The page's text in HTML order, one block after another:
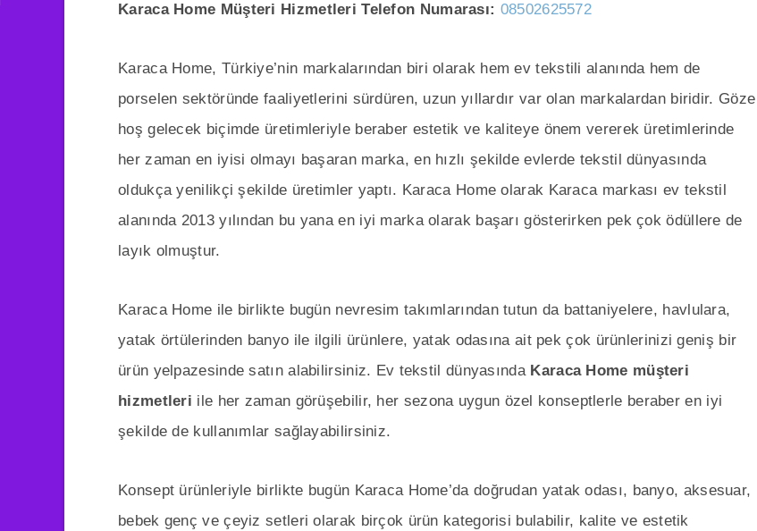
Karaca Home Müşteri Hizmetleri Telefon Numarası: 08502625572
Karaca Home, Türkiye’nin markalarından biri olarak hem ev tekstili alanında hem de
porselen sektöründe faaliyetlerini sürdüren, uzun yıllardır var olan markalardan biridir. Göze
hoş gelecek biçimde üretimleriyle beraber estetik ve kaliteye önem vererek üretimlerinde
her zaman en iyisi olmayı başaran marka, en hızlı şekilde evlerde tekstil dünyasında
oldukça yenilikçi şekilde üretimler yaptı. Karaca Home olarak Karaca markası ev tekstil
alanında 2013 yılından bu yana en iyi marka olarak başarı gösterirken pek çok ödüllere de
layık olmuştur.
Karaca Home ile birlikte bugün nevresim takımlarından tutun da battaniyelere, havlulara,
yatak örtülerinden banyo ile ilgili ürünlere, yatak odasına ait pek çok ürünlerinizi geniş bir
ürün yelpazesinde satın alabilirsiniz. Ev tekstil dünyasında Karaca Home müşteri
hizmetleri ile her zaman görüşebilir, her sezona uygun özel konseptlerle beraber en iyi
şekilde de kullanımlar sağlayabilirsiniz.
Konsept ürünleriyle birlikte bugün Karaca Home’da doğrudan yatak odası, banyo, aksesuar,
bebek genç ve çeyiz setleri olarak birçok ürün kategorisi bulabilir, kalite ve estetik